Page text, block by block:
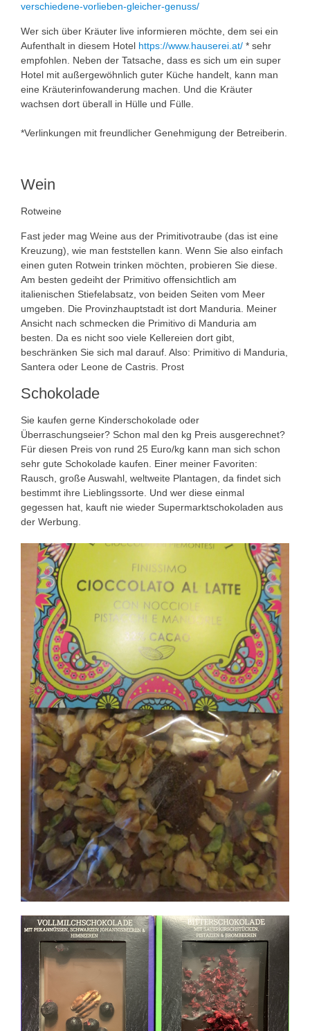
verschiedene-vorlieben-gleicher-genuss/
Wer sich über Kräuter live informieren möchte, dem sei ein
Aufenthalt in diesem Hotel https://www.hauserei.at/ * sehr
empfohlen. Neben der Tatsache, dass es sich um ein super
Hotel mit außergewöhnlich guter Küche handelt, kann man
eine Kräuterinfowanderung machen. Und die Kräuter
wachsen dort überall in Hülle und Fülle.
*Verlinkungen mit freundlicher Genehmigung der Betreiberin.
Wein
Rotweine
Fast jeder mag Weine aus der Primitivotraube (das ist eine
Kreuzung), wie man feststellen kann. Wenn Sie also einfach
einen guten Rotwein trinken möchten, probieren Sie diese.
Am besten gedeiht der Primitivo offensichtlich am
italienischen Stiefelabsatz, von beiden Seiten vom Meer
umgeben. Die Provinzhauptstadt ist dort Manduria. Meiner
Ansicht nach schmecken die Primitivo di Manduria am
besten. Da es nicht soo viele Kellereien dort gibt,
beschränken Sie sich mal darauf. Also: Primitivo di Manduria,
Santera oder Leone de Castris. Prost
Schokolade
Sie kaufen gerne Kinderschokolade oder
Überraschungseier? Schon mal den kg Preis ausgerechnet?
Für diesen Preis von rund 25 Euro/kg kann man sich schon
sehr gute Schokolade kaufen. Einer meiner Favoriten:
Rausch, große Auswahl, weltweite Plantagen, da findet sich
bestimmt ihre Lieblingssorte. Und wer diese einmal
gegessen hat, kauft nie wieder Supermarktschokoladen aus
der Werbung.